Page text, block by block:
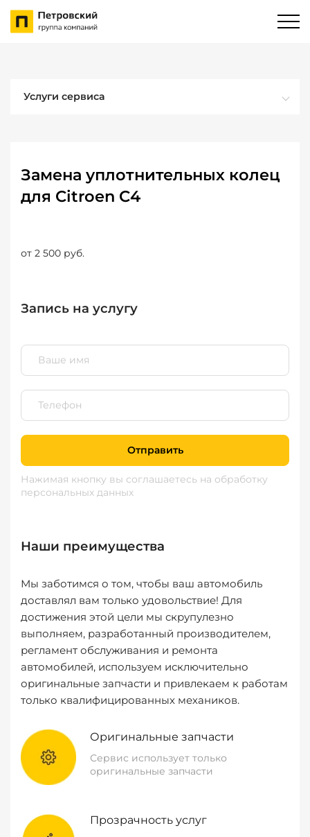
Услуги сервиса
Замена уплотнительных колец
для Citroen C4
от 2 500 руб.
Запись на услугу
Отправить
Нажимая кнопку вы соглашаетесь на обработку
персональных данных
Наши преимущества
Мы заботимся о том, чтобы ваш автомобиль
доставлял вам только удовольствие! Для
достижения этой цели мы скрупулезно
выполняем, разработанный производителем,
регламент обслуживания и ремонта
автомобилей, используем исключительно
оригинальные запчасти и привлекаем к работам
только квалифицированных механиков.
Оригинальные запчасти
Сервис использует только
оригинальные запчасти
Прозрачность услуг